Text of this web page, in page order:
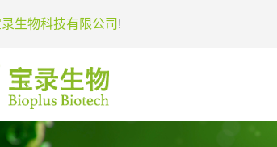
录生物科技有限公司 !